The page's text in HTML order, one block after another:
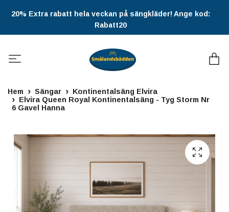
20% Extra rabatt hela veckan på sängkläder! Ange kod:
Rabatt20
Hem Sängar
Kontinentalsäng Elvira
Elvira Queen Royal Kontinentalsäng - Tyg Storm Nr
6 Gavel Hanna